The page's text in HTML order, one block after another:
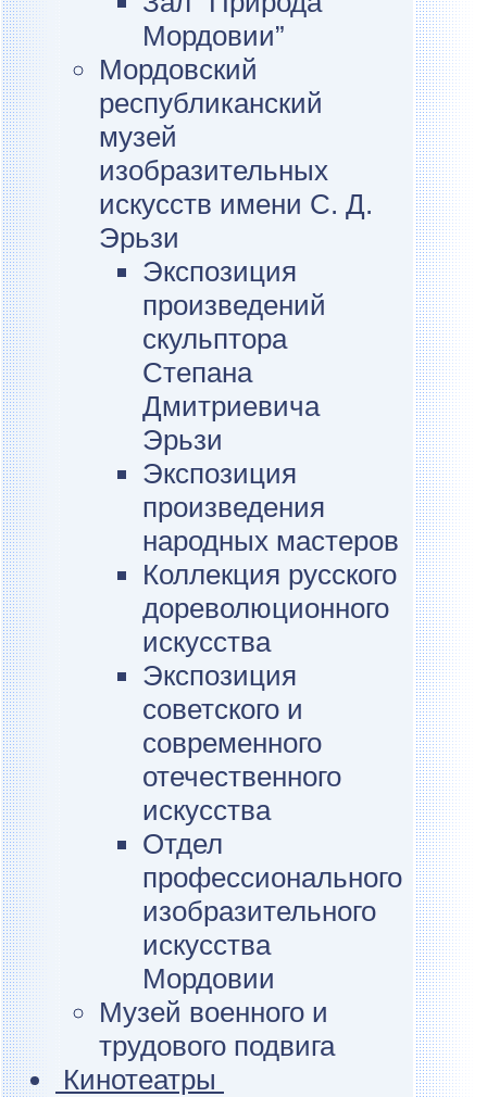
Мордовии”
Мордовский
республиканский
музей
изобразительных
искусств имени С. Д.
Эрьзи
Экспозиция
произведений
скульптора
Степана
Дмитриевича
Эрьзи
Экспозиция
произведения
народных мастеров
Коллекция русского
дореволюционного
искусства
Экспозиция
советского и
современного
отечественного
искусства
Отдел
профессионального
изобразительного
искусства
Мордовии
Музей военного и
трудового подвига
Кинотеатры